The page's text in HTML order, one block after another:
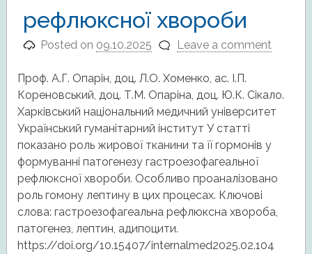
рефлюксної хвороби
Posted on 09.10.2025 Leave a comment
Проф. А.Г. Опарін, доц. Л.О. Хоменко, ас. І.П.
Кореновський, доц. Т.М. Опаріна, доц. Ю.К. Сікало.
Харківський національний медичний університет
Український гуманітарний інститут У статті
показано роль жирової тканини та її гормонів у
формуванні патогенезу гастроезофагеальної
рефлюксної хвороби. Особливо проаналізовано
роль гомону лептину в цих процесах. Ключові
слова: гастроезофагеальна рефлюксна хвороба,
патогенез, лептин, адипоцити.
https://doi.org/10.15407/internalmed2025.02.104